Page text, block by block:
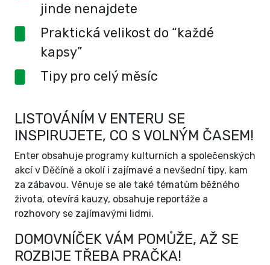
jinde nenajdete
Praktická velikost do “každé
kapsy”
Tipy pro celý měsíc
LISTOVÁNÍM V ENTERU SE
INSPIRUJETE, CO S VOLNÝM ČASEM!
Enter obsahuje programy kulturních a společenských
akcí v Děčíně a okolí i zajímavé a nevšední tipy, kam
za zábavou. Věnuje se ale také tématům běžného
života, otevírá kauzy, obsahuje reportáže a
rozhovory se zajímavými lidmi.
DOMOVNÍČEK VÁM POMŮŽE, AŽ SE
ROZBIJE TŘEBA PRAČKA!